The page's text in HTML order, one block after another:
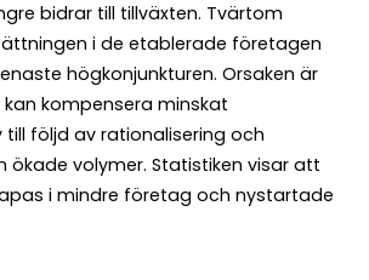
bidrar till tillväxten. Tvärtom
i de etablerade företagen
högkonjunkturen. Orsaken är
kompensera minskat
följd av rationalisering och
volymer. Statistiken visar att
i mindre företag och nystartade